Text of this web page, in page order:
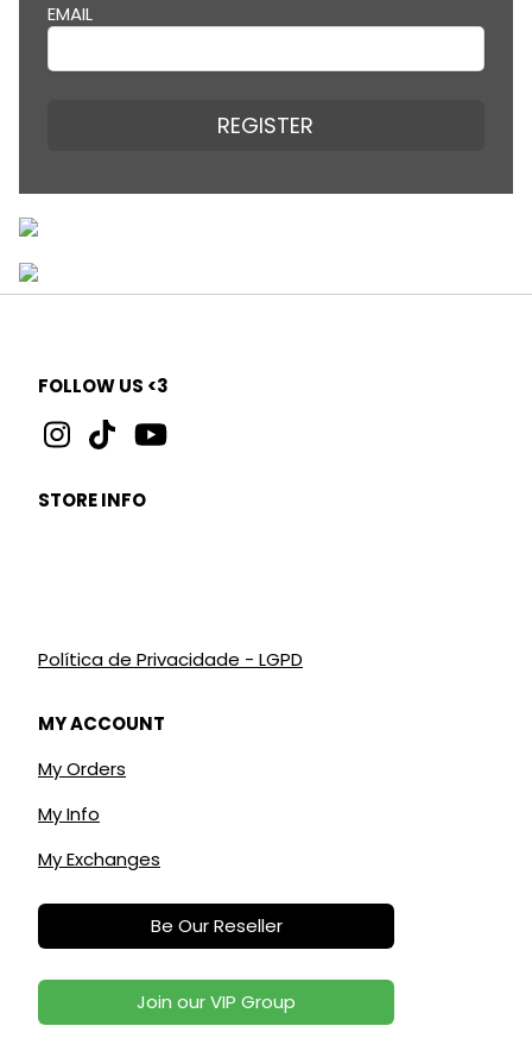
EMAIL
REGISTER
FOLLOW US <3
STORE INFO
Política de Privacidade - LGPD
MY ACCOUNT
My Orders
My Info
My Exchanges
Be Our Reseller
Join our VIP Group